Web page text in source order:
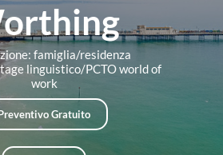
famiglia/residenza
linguistico/PCTO world of
work
Gratuito